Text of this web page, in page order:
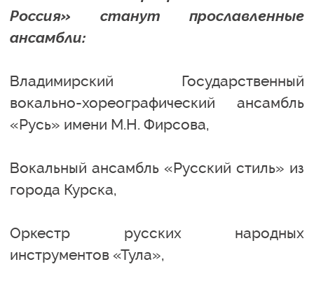
Россия» станут прославленные
ансамбли:
Владимирский Государственный
вокально-хореографический ансамбль
«Русь» имени М.Н. Фирсова,
Вокальный ансамбль «Русский стиль» из
города Курска,
Оркестр русских народных
инструментов «Тула»,